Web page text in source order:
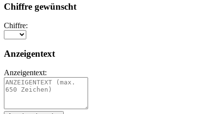
Chiffre gewünscht
Chiffre:
Anzeigentext
Anzeigentext: